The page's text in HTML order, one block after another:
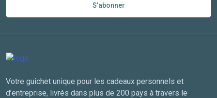
S’abonner
Votre guichet unique pour les cadeaux personnels et
d’entreprise, livrés dans plus de 200 pays à travers le